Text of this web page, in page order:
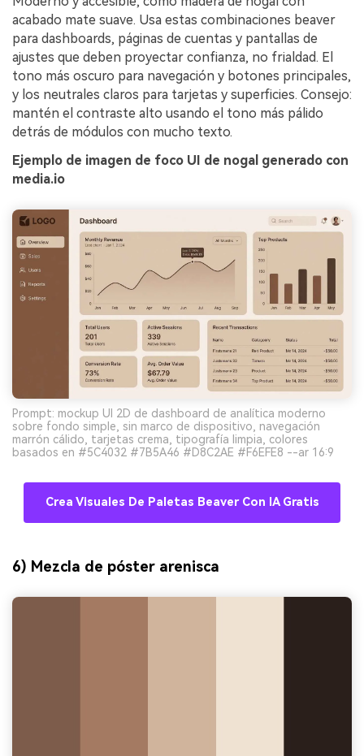
acabado mate suave. Usa estas combinaciones beaver
para dashboards, páginas de cuentas y pantallas de
ajustes que deben proyectar confianza, no frialdad. El
tono más oscuro para navegación y botones principales,
y los neutrales claros para tarjetas y superficies. Consejo:
mantén el contraste alto usando el tono más pálido
detrás de módulos con mucho texto.
Ejemplo de imagen de foco UI de nogal generado con
media.io
Prompt: mockup UI 2D de dashboard de analítica moderno
sobre fondo simple, sin marco de dispositivo, navegación
marrón cálido, tarjetas crema, tipografía limpia, colores
basados en #5C4032 #7B5A46 #D8C2AE #F6EFE8 --ar 16:9
Crea Visuales De Paletas Beaver Con IA Gratis
6) Mezcla de póster arenisca